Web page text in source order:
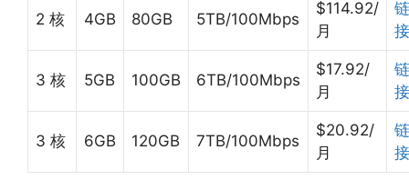
2 核 4GB 80GB 5TB/100Mbps
$114.92/
月
链
接
3 核 5GB 100GB 6TB/100Mbps
$17.92/
月
链
接
3 核 6GB 120GB 7TB/100Mbps
$20.92/
月
链
接